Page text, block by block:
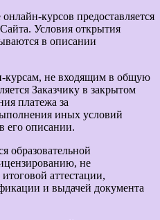
курсов предоставляется
Условия открытия
в описании
курсам, не входящим в общую
Заказчику в закрытом
платежа за
иных условий
его описании.
образовательной
не
аттестации,
и выдачей документа